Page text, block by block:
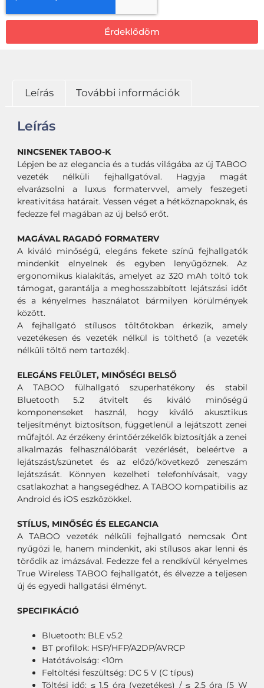
Érdeklődöm
Leírás További információk
Leírás
NINCSENEK TABOO-K
Lépjen be az elegancia és a tudás világába az új TABOO
vezeték nélküli fejhallgatóval. Hagyja magát
elvarázsolni a luxus formatervvel, amely feszegeti
kreativitása határait. Vessen véget a hétköznapoknak, és
fedezze fel magában az új belső erőt.
MAGÁVAL RAGADÓ FORMATERV
A kiváló minőségű, elegáns fekete színű fejhallgatók
mindenkit elnyelnek és egyben lenyűgöznek. Az
ergonomikus kialakítás, amelyet az 320 mAh töltő tok
támogat, garantálja a meghosszabbított lejátszási időt
és a kényelmes használatot bármilyen körülmények
között.
A fejhallgató stílusos töltőtokban érkezik, amely
vezetékesen és vezeték nélkül is tölthető (a vezeték
nélküli töltő nem tartozék).
ELEGÁNS FELÜLET, MINŐSÉGI BELSŐ
A TABOO fülhallgató szuperhatékony és stabil
Bluetooth 5.2 átvitelt és kiváló minőségű
komponenseket használ, hogy kiváló akusztikus
teljesítményt biztosítson, függetlenül a lejátszott zenei
műfajtól. Az érzékeny érintőérzékelők biztosítják a zenei
alkalmazás felhasználóbarát vezérlését, beleértve a
lejátszást/szünetet és az előző/következő zeneszám
lejátszását. Könnyen kezelheti telefonhívásait, vagy
csatlakozhat a hangsegédhez. A TABOO kompatibilis az
Android és iOS eszközökkel.
STÍLUS, MINŐSÉG ÉS ELEGANCIA
A TABOO vezeték nélküli fejhallgató nemcsak Önt
nyűgözi le, hanem mindenkit, aki stílusos akar lenni és
törődik az imázsával. Fedezze fel a rendkívül kényelmes
True Wireless TABOO fejhallgatót, és élvezze a teljesen
új és egyedi hallgatási élményt.
SPECIFIKÁCIÓ
Bluetooth: BLE v5.2
BT profilok: HSP/HFP/A2DP/AVRCP
Hatótávolság: <10m
Feltöltési feszültség: DC 5 V (C típus)
Töltési idő: ≤ 1,5 óra (vezetékes) / ≤ 2,5 óra (5 W